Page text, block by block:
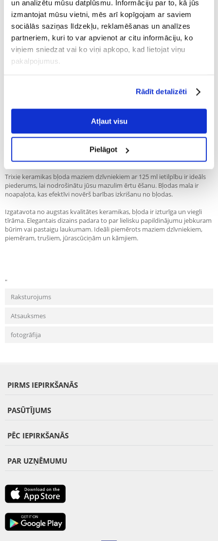
un analizētu mūsu datplūsmu. Informāciju par to, kā jūs
izmantojat mūsu vietni, mēs arī kopīgojam ar saviem
sociālās saziņas līdzekļu, reklamēšanas un analīzes
partneriem, kuri to var apvienot ar citu informāciju, ko
viņiem sniedzat vai ko viņi apkopo, kad lietojat viņu
pakalpojumus.
Rādīt detalizēti
Atļaut visu
Pielāgot
100%
Recommend
UZRAKSTĪT ATSAUKSMI
"TRIXIE Mazā dzīvnieku bļoda 125 ml
Keramiska bļoda ar 125 ml ietilpību, 10 cm diametra, oranžas krāsas.
Trixie keramikas bļoda maziem dzīvniekiem ar 125 ml ietilpību ir ideāls
piederums, lai nodrošinātu jūsu mazulim ērtu ēšanu. Bļodas mala ir
noapaļota, kas efektīvi novērš barības izkrišanu no bļodas.
Izgatavota no augstas kvalitātes keramikas, bļoda ir izturīga un viegli
tīrāma. Elegantais dizains padara to par lielisku papildinājumu jebkuram
būrim vai pastaigu laukumam. Ideāli piemērots maziem dzīvniekiem,
piemēram, trušiem, jūrascūciņām un kāmjiem.
"
Raksturojums
Atsauksmes
fotogrāfija
PIRMS IEPIRKŠANĀS
PASŪTĪJUMS
PĒC IEPIRKŠANĀS
PAR UZŅĒMUMU